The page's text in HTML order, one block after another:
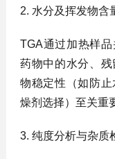
2. ‌水分及挥发物含
TGA通过加热样
药物中的水分、
物稳定性（如防
燥剂选择）至关重
3. ‌纯度分析与杂质